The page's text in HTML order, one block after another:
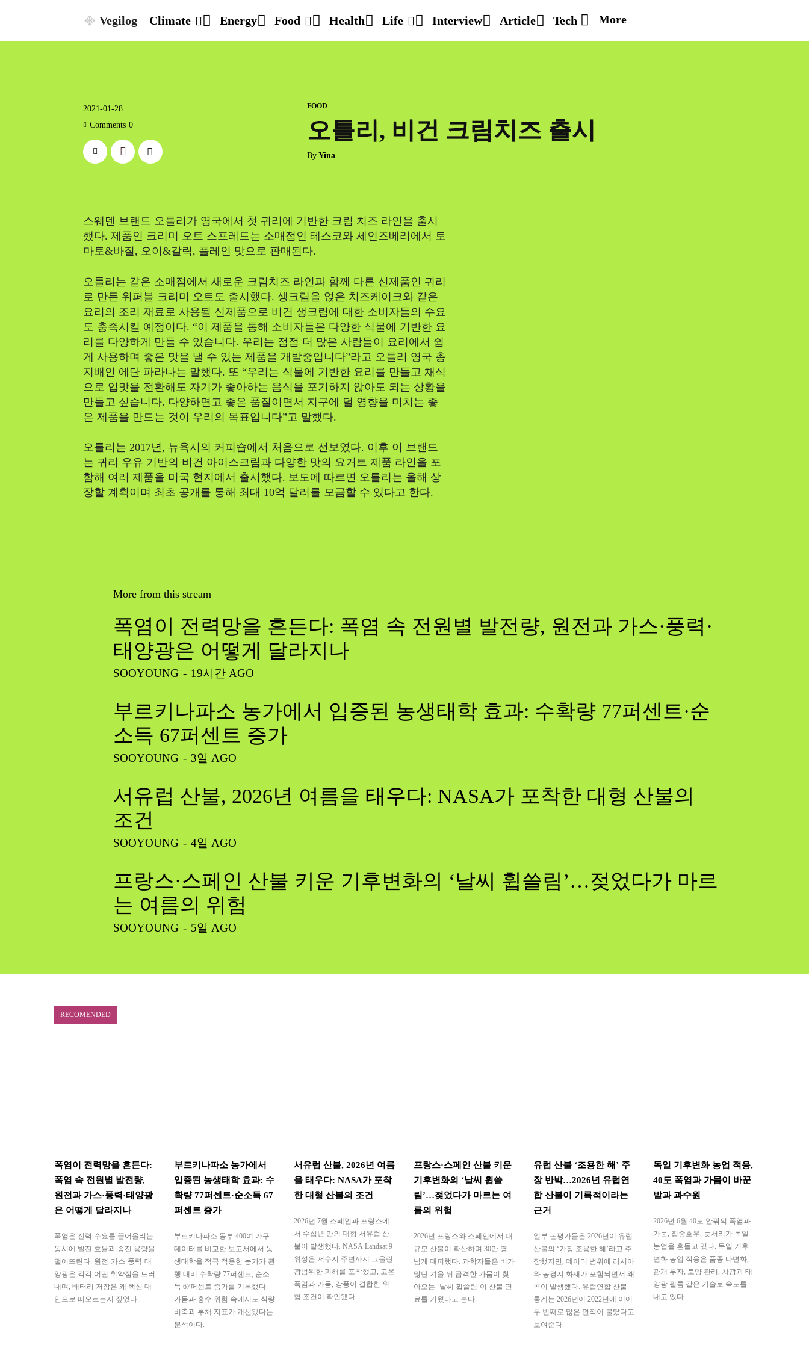
Vegilog Climate Energy Food Health Life Interview Article Tech More
2021-01-28
Comments 0
FOOD
오틀리, 비건 크림치즈 출시
By Yina
스웨덴 브랜드 오틀리가 영국에서 첫 귀리에 기반한 크림 치즈 라인을 출시
했다. 제품인 크리미 오트 스프레드는 소매점인 테스코와 세인즈베리에서 토
마토&바질, 오이&갈릭, 플레인 맛으로 판매된다.
오틀리는 같은 소매점에서 새로운 크림치즈 라인과 함께 다른 신제품인 귀리
로 만든 위퍼블 크리미 오트도 출시했다. 생크림을 얹은 치즈케이크와 같은
요리의 조리 재료로 사용될 신제품으로 비건 생크림에 대한 소비자들의 수요
도 충족시킬 예정이다. “이 제품을 통해 소비자들은 다양한 식물에 기반한 요
리를 다양하게 만들 수 있습니다. 우리는 점점 더 많은 사람들이 요리에서 쉽
게 사용하며 좋은 맛을 낼 수 있는 제품을 개발중입니다”라고 오틀리 영국 총
지배인 에단 파라나는 말했다. 또 “우리는 식물에 기반한 요리를 만들고 채식
으로 입맛을 전환해도 자기가 좋아하는 음식을 포기하지 않아도 되는 상황을
만들고 싶습니다. 다양하면고 좋은 품질이면서 지구에 덜 영향을 미치는 좋
은 제품을 만드는 것이 우리의 목표입니다”고 말했다.
오틀리는 2017년, 뉴욕시의 커피숍에서 처음으로 선보였다. 이후 이 브랜드
는 귀리 우유 기반의 비건 아이스크림과 다양한 맛의 요거트 제품 라인을 포
함해 여러 제품을 미국 현지에서 출시했다. 보도에 따르면 오틀리는 올해 상
장할 계획이며 최초 공개를 통해 최대 10억 달러를 모금할 수 있다고 한다.
More from this stream
폭염이 전력망을 흔든다: 폭염 속 전원별 발전량, 원전과 가스·풍력·
태양광은 어떻게 달라지나
SOOYOUNG - 19시간 AGO
부르키나파소 농가에서 입증된 농생태학 효과: 수확량 77퍼센트·순
소득 67퍼센트 증가
SOOYOUNG - 3일 AGO
서유럽 산불, 2026년 여름을 태우다: NASA가 포착한 대형 산불의
조건
SOOYOUNG - 4일 AGO
프랑스·스페인 산불 키운 기후변화의 ‘날씨 휩쓸림’…젖었다가 마르
는 여름의 위험
SOOYOUNG - 5일 AGO
RECOMENDED
폭염이 전력망을 흔든다:
폭염 속 전원별 발전량,
원전과 가스·풍력·태양광
은 어떻게 달라지나
폭염은 전력 수요를 끌어올리는
동시에 발전 효율과 송전 용량을
떨어뜨린다. 원전·가스·풍력·태
양광은 각각 어떤 취약점을 드러
내며, 배터리 저장은 왜 핵심 대
안으로 떠오르는지 짚었다.
부르키나파소 농가에서
입증된 농생태학 효과: 수
확량 77퍼센트·순소득 67
퍼센트 증가
부르키나파소 동부 400여 가구
데이터를 비교한 보고서에서 농
생태학을 적극 적용한 농가가 관
행 대비 수확량 77퍼센트, 순소
득 67퍼센트 증가를 기록했다.
가뭄과 홍수 위험 속에서도 식량
비축과 부채 지표가 개선됐다는
분석이다.
서유럽 산불, 2026년 여름
을 태우다: NASA가 포착
한 대형 산불의 조건
2026년 7월 스페인과 프랑스에
서 수십년 만의 대형 서유럽 산
불이 발생했다. NASA Landsat 9
위성은 저수지 주변까지 그을린
광범위한 피해를 포착했고, 고온
폭염과 가뭄, 강풍이 결합한 위
험 조건이 확인됐다.
프랑스·스페인 산불 키운
기후변화의 ‘날씨 휩쓸
림’…젖었다가 마르는 여
름의 위험
2026년 프랑스와 스페인에서 대
규모 산불이 확산하며 30만 명
넘게 대피했다. 과학자들은 비가
많던 겨울 뒤 급격한 가뭄이 찾
아오는 ‘날씨 휩쓸림’이 산불 연
료를 키웠다고 본다.
유럽 산불 ‘조용한 해’ 주
장 반박…2026년 유럽연
합 산불이 기록적이라는
근거
일부 논평가들은 2026년이 유럽
산불의 ‘가장 조용한 해’라고 주
장했지만, 데이터 범위에 러시아
와 농경지 화재가 포함되면서 왜
곡이 발생했다. 유럽연합 산불
통계는 2026년이 2022년에 이어
두 번째로 많은 면적이 불탔다고
보여준다.
독일 기후변화 농업 적응,
40도 폭염과 가뭄이 바꾼
밭과 과수원
2026년 6월 40도 안팎의 폭염과
가뭄, 집중호우, 늦서리가 독일
농업을 흔들고 있다. 독일 기후
변화 농업 적응은 품종 다변화,
관개 투자, 토양 관리, 차광과 태
양광 필름 같은 기술로 속도를
내고 있다.